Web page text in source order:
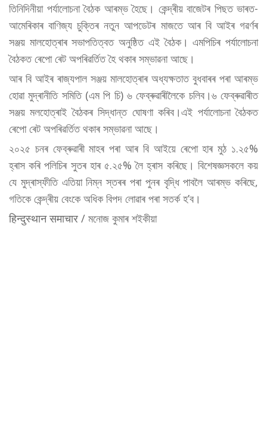
তিনিদিনীয়া পৰ্যালোচনা বৈঠক আৰম্ভ হৈছে। কেন্দ্ৰীয় বাজেটৰ পিছত ভাৰত-
আমেৰিকাৰ বাণিজ্য চুক্তিৰ নতুন আপডেটৰ মাজতে আৰ বি আইৰ গৱৰ্ণৰ
সঞ্জয় মালহোত্ৰাৰ সভাপতিত্বত অনুষ্ঠিত এই বৈঠক। এমপিচিৰ পৰ্যালোচনা
বৈঠকত ৰেপো ৰেট অপৰিৱৰ্তিত হৈ থকাৰ সম্ভাৱনা আছে।
আৰ বি আইৰ ৰাজ্যপাল সঞ্জয় মালহোত্ৰাৰ অধ্যক্ষতাত বুধবাৰৰ পৰা আৰম্ভ
হোৱা মুদ্ৰানীতি সমিতি (এম পি চি) ৬ ফেব্ৰুৱাৰীলৈকে চলিব।৬ ফেব্ৰুৱাৰীত
সঞ্জয় মলহোত্ৰাই বৈঠকৰ সিদ্ধান্ত ঘোষণা কৰিব।এই পৰ্যালোচনা বৈঠকত
ৰেপো ৰেট অপৰিৱৰ্তিত থকাৰ সম্ভাৱনা আছে।
২০২৫ চনৰ ফেব্ৰুৱাৰী মাহৰ পৰা আৰ বি আইয়ে ৰেপো হাৰ মুঠ ১.২৫%
হ্ৰাস কৰি পলিচিৰ সুতৰ হাৰ ৫.২৫% লৈ হ্ৰাস কৰিছে। বিশেষজ্ঞসকলে কয়
যে মুদ্ৰাস্ফীতি এতিয়া নিম্ন স্তৰৰ পৰা পুনৰ বৃদ্ধি পাবলৈ আৰম্ভ কৰিছে,
গতিকে কেন্দ্ৰীয় বেংকে অধিক বিপদ লোৱাৰ পৰা সতৰ্ক হ’ব।
हिन्दुस्थान समाचार / মনোজ কুমাৰ শইকীয়া